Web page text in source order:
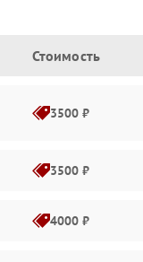
Стоимость
3500 ₽
3500 ₽
4000 ₽